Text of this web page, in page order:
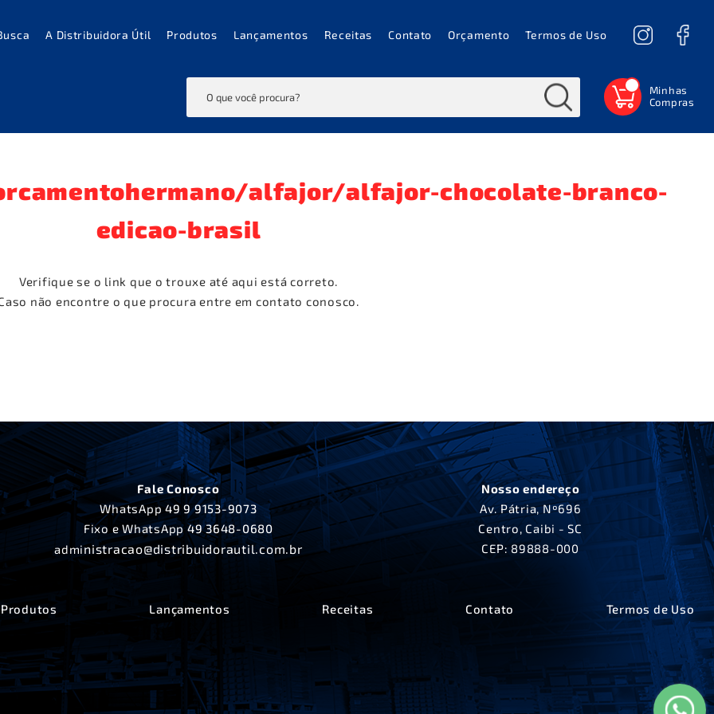
A Distribuidora Útil Produtos Lançamentos Receitas Contato Orçamento Termos de Uso
alfajor/alfajor-chocolate-branco-
edicao-brasil
Verifique se o link que o trouxe até aqui está correto.
não encontre o que procura entre em contato conosco.
Fale Conosco
WhatsApp49 9 9153-9073
Fixo e WhatsApp49 3648-0680
administracao@distribuidorautil.com.br
Nosso endereço
Av. Pátria, Nº696
Centro, Caibi - SC
CEP: 89888-000
Produtos Lançamentos Receitas Contato Termos de Uso